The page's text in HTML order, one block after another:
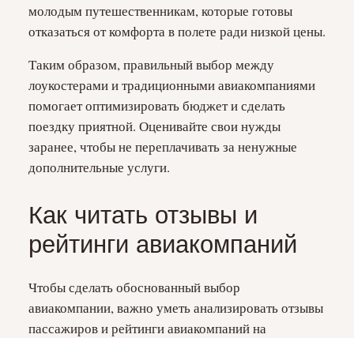
молодым путешественникам, которые готовы
отказаться от комфорта в полете ради низкой цены.
Таким образом, правильный выбор между
лоукостерами и традиционными авиакомпаниями
помогает оптимизировать бюджет и сделать
поездку приятной. Оценивайте свои нужды
заранее, чтобы не переплачивать за ненужные
дополнительные услуги.
Как читать отзывы и
рейтинги авиакомпаний
Чтобы сделать обоснованный выбор
авиакомпании, важно уметь анализировать отзывы
пассажиров и рейтинги авиакомпаний на